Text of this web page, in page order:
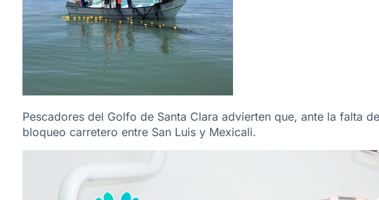
Pescadores del Golfo de Santa Clara advierten que, ante la falta
bloqueo carretero entre San Luis y Mexicali.